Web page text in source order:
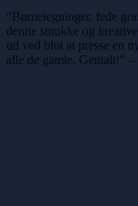
“Børnetegninger, fede
denne smukke og
ud ved blot at presse en
alle de gamle. Genialt!” –